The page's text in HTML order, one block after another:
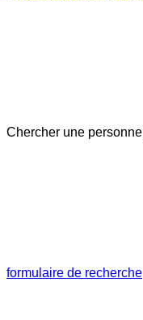
Chercher une personne
formulaire de recherche